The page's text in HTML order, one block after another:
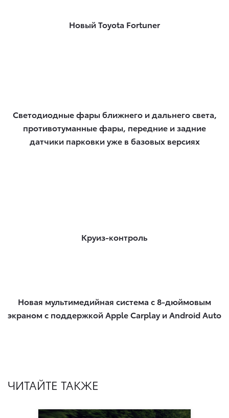
Новый Toyota Fortuner
Светодиодные фары ближнего и дальнего света,
противотуманные фары, передние и задние
датчики парковки уже в базовых версиях
Круиз-контроль​
Новая мультимедийная система с 8-дюймовым
экраном с поддержкой Apple Carplay и Android Auto​
ЧИТАЙТЕ ТАКЖЕ